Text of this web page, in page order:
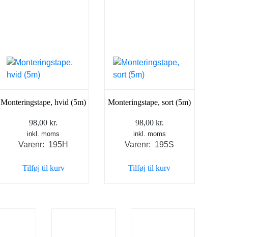
Monteringstape, hvid (5m)
98,00kr.
inkl. moms
Varenr: 195H
Tilføj til kurv
Monteringstape, sort (5m)
98,00 kr.
inkl. moms
Varenr: 195S
Tilføj til kurv